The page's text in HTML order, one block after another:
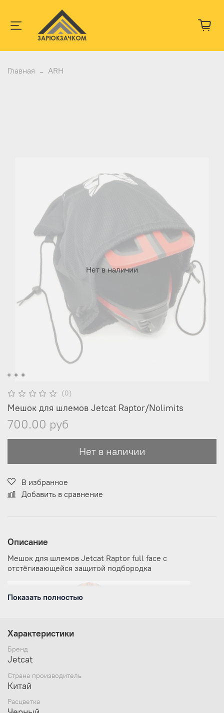
Главная ARH
Нет в наличии
(0)
Мешок для шлемов Jetcat Raptor/Nolimits
700.00 руб
Нет в наличии
В избранное
Добавить в сравнение
Описание
Мешок для шлемов Jetcat Raptor full face с
отстёгивающейся защитой подбородка
Показать полностью
Характеристики
Бренд
Jetcat
Страна производитель
Китай
Расцветка